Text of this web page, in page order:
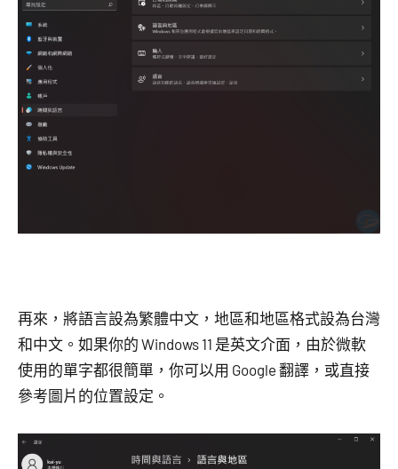
再來，將語言設為繁體中文，地區和地區格式設為台灣
和中文。如果你的 Windows 11 是英文介面，由於微軟
使用的單字都很簡單，你可以用 Google 翻譯，或直接
參考圖片的位置設定。